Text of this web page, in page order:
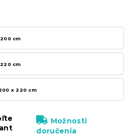
cm
cm
x 220 cm
Možnosti
doručenia